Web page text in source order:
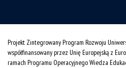
Projekt Zintegrowany Program Rozwoju
współfinansowany przez Unię Europejską z
ramach Programu Operacyjnego Wiedza